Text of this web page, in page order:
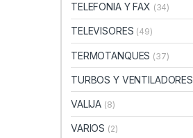
TELEFONIA Y FAX (34)
TELEVISORES (49)
TERMOTANQUES (37)
TURBOS Y VENTILADORES
VALIJA (8)
VARIOS (2)